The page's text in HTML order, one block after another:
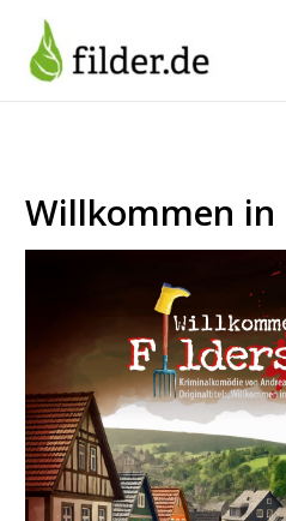
Inhalt
springen
Willkommen